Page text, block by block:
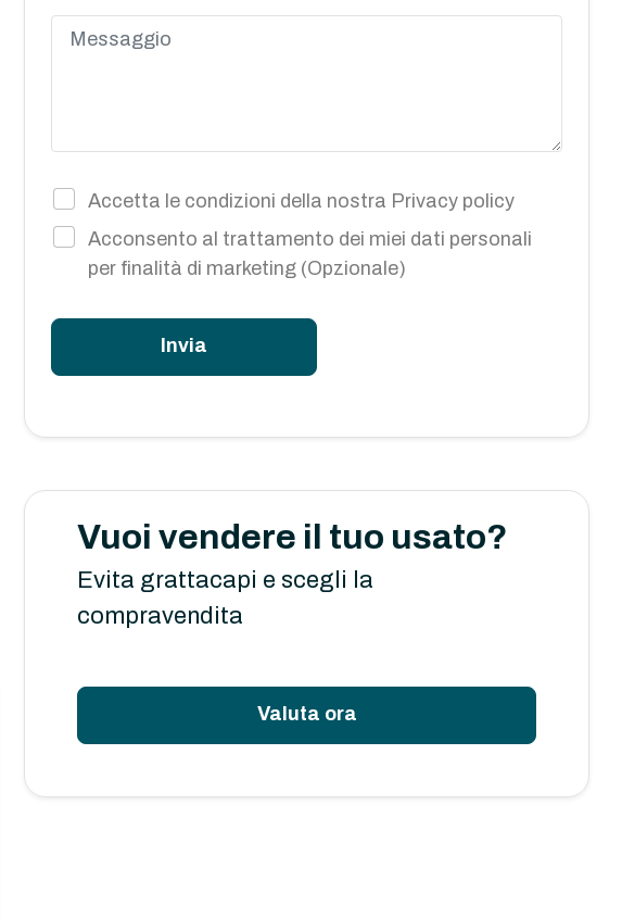
Accetta le condizioni della nostra Privacy policy
Acconsento al trattamento dei miei dati personali
per finalità di marketing (Opzionale)
Invia
Vuoi vendere il tuo usato?
Evita grattacapi e scegli la
compravendita
Valuta ora